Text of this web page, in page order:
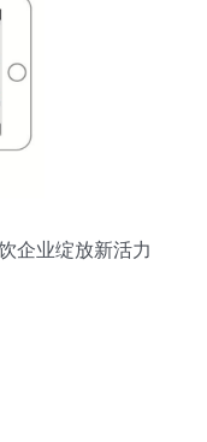
企业绽放新活力